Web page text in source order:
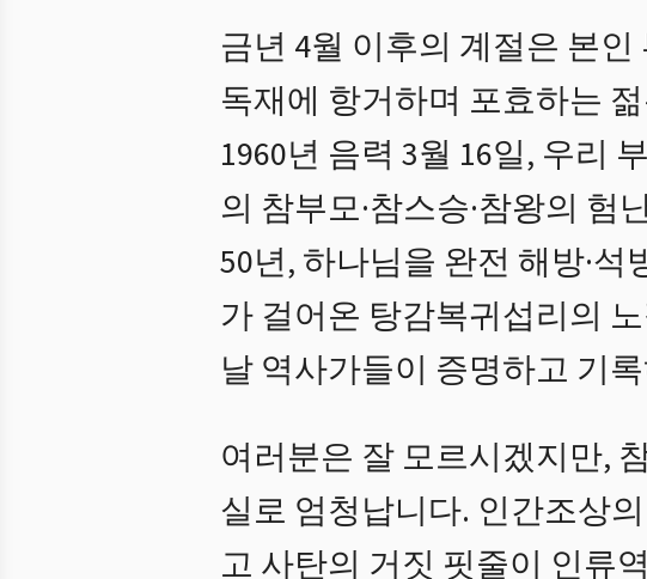
금년 4월 이후의 계절은 본
독재에 항거하며 포효하는
1960년 음력 3월 16일, 우리
의 참부모·참스승·참왕의
50년, 하나님을 완전 해방·
가 걸어온 탕감복귀섭리의
날 역사가들이 증명하고 기
여러분은 잘 모르시겠지만,
실로 엄청납니다. 인간조상
고 사탄의 거짓 핏줄이 인류